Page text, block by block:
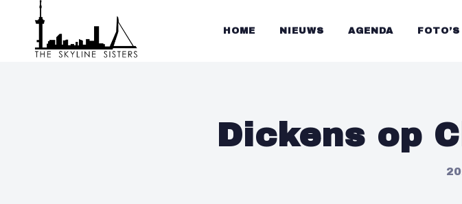
HOME NIEUWS AGENDA FOTO’S
Dickens op